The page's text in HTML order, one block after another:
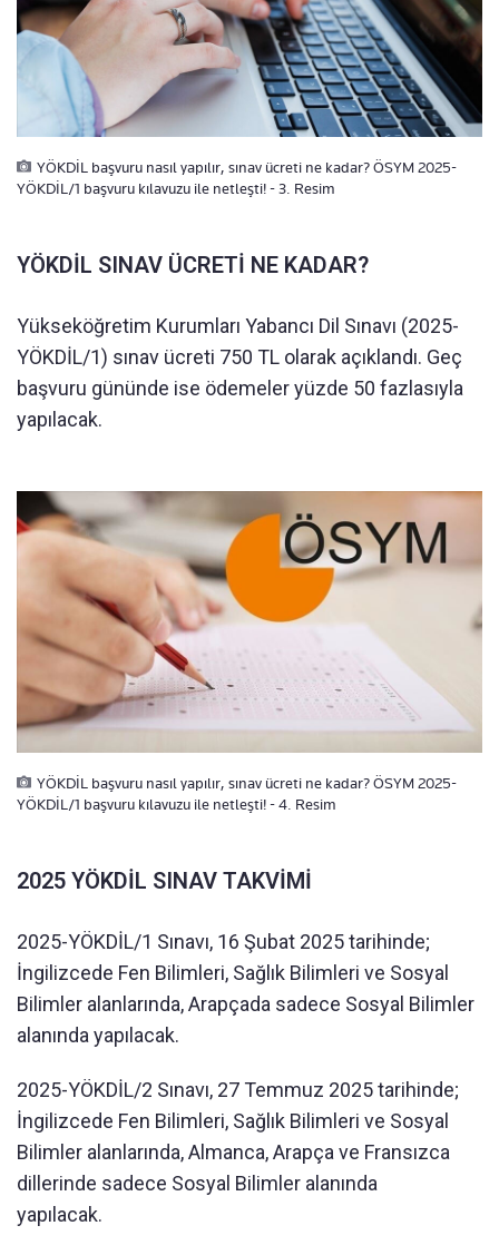
YÖKDİL başvuru nasıl yapılır, sınav ücreti ne kadar? ÖSYM 2025-
YÖKDİL/1 başvuru kılavuzu ile netleşti! - 3. Resim
YÖKDİL SINAV ÜCRETİ NE KADAR?
Yükseköğretim Kurumları Yabancı Dil Sınavı (2025-
YÖKDİL/1) sınav ücreti 750 TL olarak açıklandı. Geç
başvuru gününde ise ödemeler yüzde 50 fazlasıyla
yapılacak.
YÖKDİL başvuru nasıl yapılır, sınav ücreti ne kadar? ÖSYM 2025-
YÖKDİL/1 başvuru kılavuzu ile netleşti! - 4. Resim
2025 YÖKDİL SINAV TAKVİMİ
2025-YÖKDİL/1 Sınavı, 16 Şubat 2025 tarihinde;
İngilizcede Fen Bilimleri, Sağlık Bilimleri ve Sosyal
Bilimler alanlarında, Arapçada sadece Sosyal Bilimler
alanında yapılacak.
2025-YÖKDİL/2 Sınavı, 27 Temmuz 2025 tarihinde;
İngilizcede Fen Bilimleri, Sağlık Bilimleri ve Sosyal
Bilimler alanlarında, Almanca, Arapça ve Fransızca
dillerinde sadece Sosyal Bilimler alanında
yapılacak.